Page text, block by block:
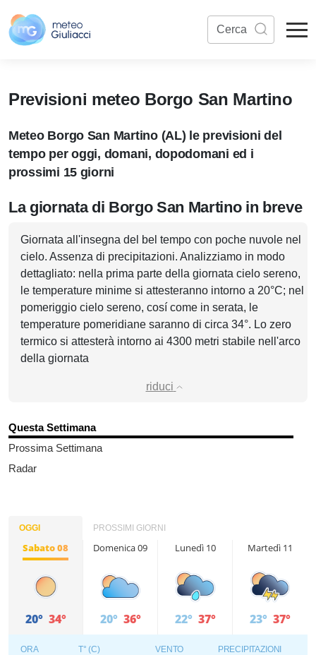
Previsioni meteo Borgo San Martino
Meteo Borgo San Martino (AL) le previsioni del
tempo per oggi, domani, dopodomani ed i
prossimi 15 giorni
La giornata di Borgo San Martino in breve
Giornata all'insegna del bel tempo con poche nuvole nel
cielo. Assenza di precipitazioni. Analizziamo in modo
dettagliato: nella prima parte della giornata cielo sereno,
le temperature minime si attesteranno intorno a 20°C; nel
pomeriggio cielo sereno, cosí come in serata, le
temperature pomeridiane saranno di circa 34°. Lo zero
termico si attesterà intorno ai 4300 metri stabile nell'arco
della giornata
riduci
Questa Settimana
Prossima Settimana
Radar
OGGI PROSSIMI GIORNI
Sabato 08
20° 34°
Domenica 09
20° 36°
Lunedì 10
22° 37°
Martedì 11
23° 37°
ORA T° (C) VENTO PRECIPITAZIONI